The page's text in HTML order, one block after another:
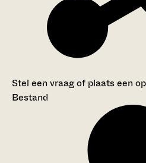
Stel een vraag of plaats een
Bestand